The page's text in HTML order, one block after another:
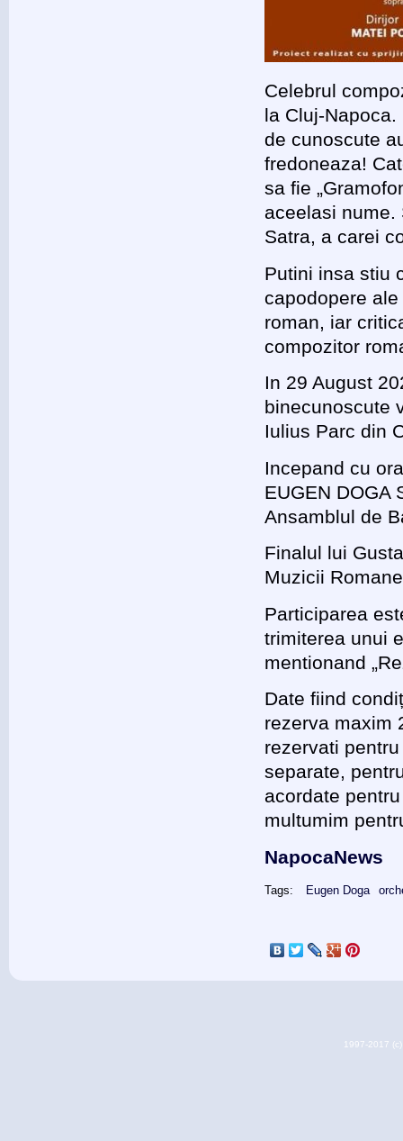
Celebrul
la Cluj-
de cunoscute
fredoneaza!
sa fie
aceelasi nume.
Satra, a carei
Putini insa stiu
capodopere
roman, iar
compozitor
In 29 August
binecunoscute
Iulius Parc din
Incepand cu
EUGEN DOGA
Ansamblul de
Finalul lui
Muzicii
Participarea
trimiterea unui
mentionand
Date fiind
rezerva maxim
rezervati
separate,
acordate
multumim
NapocaNews
Tags: Eugen Doga
1997-2017